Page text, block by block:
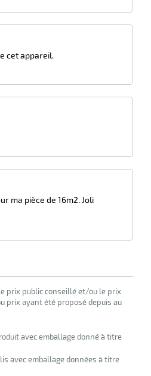
cet appareil.
ma pièce de 16m2. Joli
prix public conseillé et/ou le prix
prix ayant été proposé depuis au
avec emballage donné à titre
avec emballage données à titre